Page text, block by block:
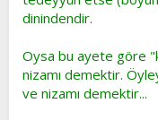
dinindendir.
Oysa bu ayete göre
nizamı demektir.
ve nizamı demektir...